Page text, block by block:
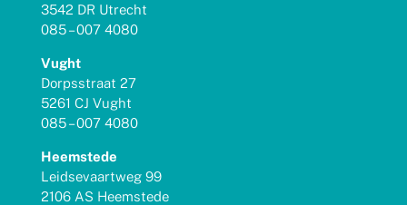
3542 DR Utrecht
085 – 007 4080
Vught
Dorpsstraat 27
5261 CJ Vught
085 – 007 4080
Heemstede
Leidsevaartweg 99
2106 AS Heemstede